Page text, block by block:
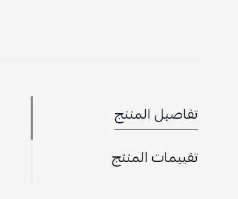
تفاصيل المنتج
تقييمات المنتج